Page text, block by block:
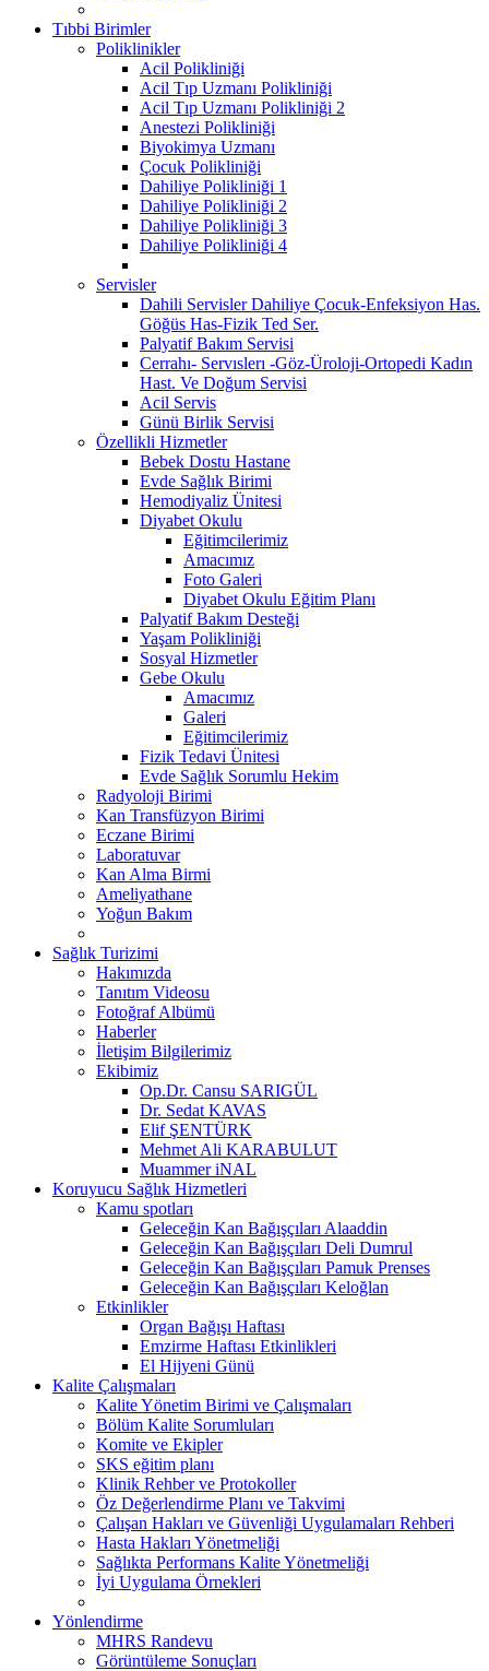
Tıbbi Birimler
Poliklinikler
Acil Polikliniği
Acil Tıp Uzmanı Polikliniği
Acil Tıp Uzmanı Polikliniği 2
Anestezi Polikliniği
Biyokimya Uzmanı
Çocuk Polikliniği
Dahiliye Polikliniği 1
Dahiliye Polikliniği 2
Dahiliye Polikliniği 3
Dahiliye Polikliniği 4
Servisler
Dahili Servisler Dahiliye Çocuk-Enfeksiyon Has.
Göğüs Has-Fizik Ted Ser.
Palyatif Bakım Servisi
Cerrahı- Servıslerı -Göz-Üroloji-Ortopedi Kadın
Hast. Ve Doğum Servisi
Acil Servis
Günü Birlik Servisi
Özellikli Hizmetler
Bebek Dostu Hastane
Evde Sağlık Birimi
Hemodiyaliz Ünitesi
Diyabet Okulu
Eğitimcilerimiz
Amacımız
Foto Galeri
Diyabet Okulu Eğitim Planı
Palyatif Bakım Desteği
Yaşam Polikliniği
Sosyal Hizmetler
Gebe Okulu
Amacımız
Galeri
Eğitimcilerimiz
Fizik Tedavi Ünitesi
Evde Sağlık Sorumlu Hekim
Radyoloji Birimi
Kan Transfüzyon Birimi
Eczane Birimi
Laboratuvar
Kan Alma Birmi
Ameliyathane
Yoğun Bakım
Sağlık Turizimi
Hakımızda
Tanıtım Videosu
Fotoğraf Albümü
Haberler
İletişim Bilgilerimiz
Ekibimiz
Op.Dr. Cansu SARIGÜL
Dr. Sedat KAVAS
Elif ŞENTÜRK
Mehmet Ali KARABULUT
Muammer iNAL
Koruyucu Sağlık Hizmetleri
Kamu spotları
Geleceğin Kan Bağışçıları Alaaddin
Geleceğin Kan Bağışçıları Deli Dumrul
Geleceğin Kan Bağışçıları Pamuk Prenses
Geleceğin Kan Bağışçıları Keloğlan
Etkinlikler
Organ Bağışı Haftası
Emzirme Haftası Etkinlikleri
El Hijyeni Günü
Kalite Çalışmaları
Kalite Yönetim Birimi ve Çalışmaları
Bölüm Kalite Sorumluları
Komite ve Ekipler
SKS eğitim planı
Klinik Rehber ve Protokoller
Öz Değerlendirme Planı ve Takvimi
Çalışan Hakları ve Güvenliği Uygulamaları Rehberi
Hasta Hakları Yönetmeliği
Sağlıkta Performans Kalite Yönetmeliği
İyi Uygulama Örnekleri
Yönlendirme
MHRS Randevu
Görüntüleme Sonuçları